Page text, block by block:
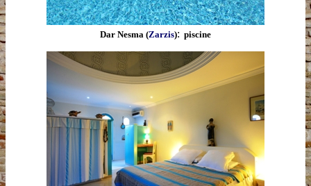
Dar Nesma (Zarzis): piscine